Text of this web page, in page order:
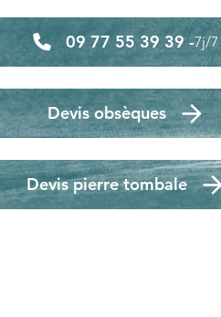
09 77 55 39 39 -7j/7
Devis obsèques
Devis pierre tombale